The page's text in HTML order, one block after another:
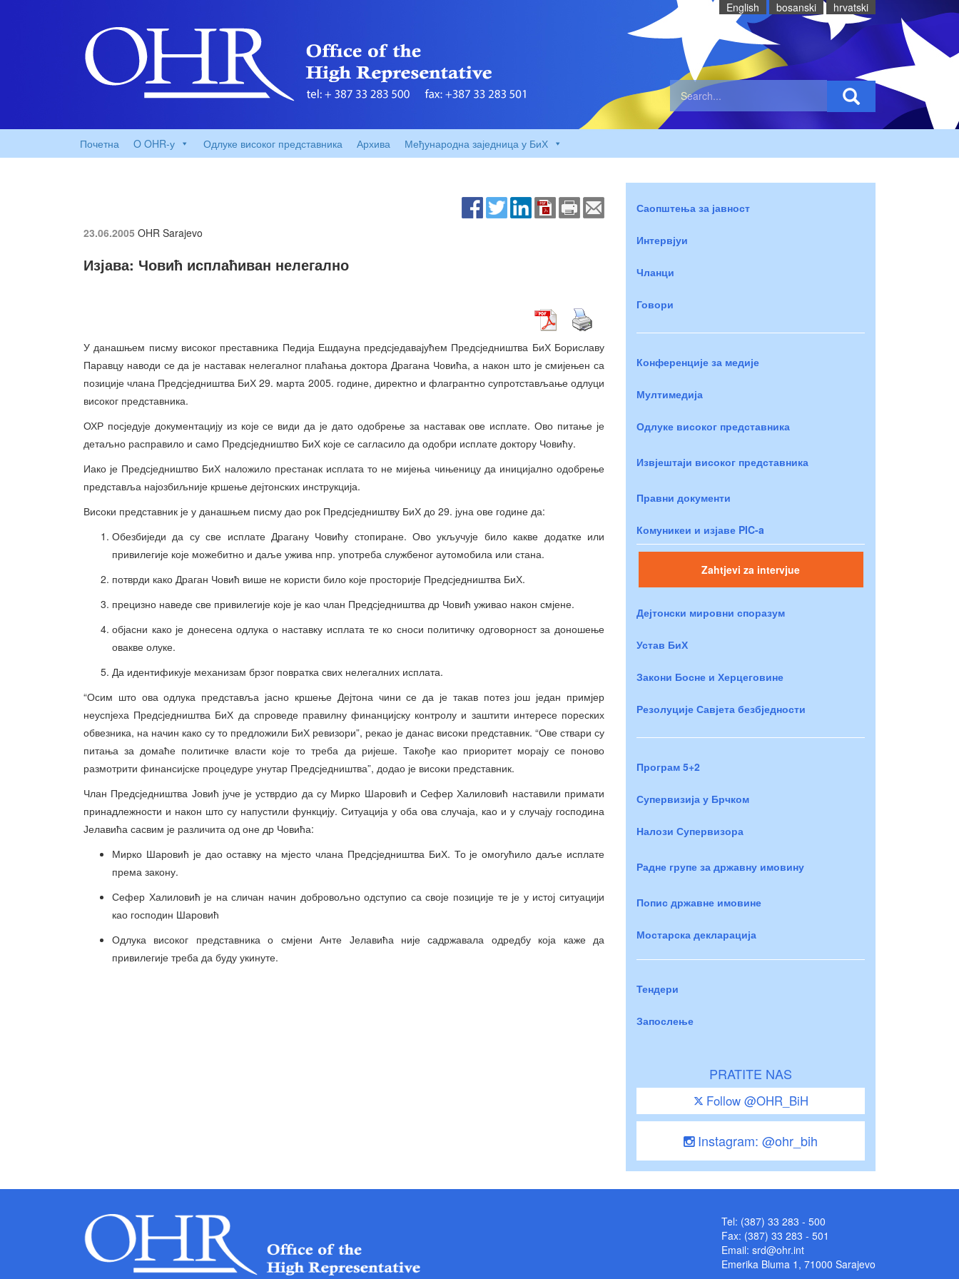
English bosanski hrvatski
Почетна O OHR-у Одлуке високог представника Архива Међународна заједница у БиХ
23.06.2005 OHR Sarajevo
Изјава: Човић исплаћиван нелегално
У данашњем писму високог преставника Педија Ешдауна предсједавајућем Предсједништва БиХ Бориславу
Паравцу наводи се да је наставак нелегалног плаћања доктора Драгана Човића, а након што је смијењен са
позиције члана Предсједништва БиХ 29. марта 2005. године, директно и флагрантно супротстављање одлуци
високог представника.
ОХР посједује документацију из које се види да је дато одобрење за наставак ове исплате. Ово питање је
детаљно расправило и само Предсједништво БиХ које се сагласило да одобри исплате доктору Човићу.
Иако је Предсједништво БиХ наложило престанак исплата то не мијења чињеницу да иницијално одобрење
представља најозбиљније кршење дејтонских инструкција.
Високи представник је у данашњем писму дао рок Предсједништву БиХ до 29. јуна ове године да:
Обезбиједи да су све исплате Драгану Човићу стопиране. Ово укључује било какве додатке или
привилегије које можебитно и даље ужива нпр. употреба службеног аутомобила или стана.
потврди како Драган Човић више не користи било које просторије Предсједништва БиХ.
прецизно наведе све привилегије које је као члан Предсједништва др Човић уживао након смјене.
објасни како је донесена одлука о наставку исплата те ко сноси политичку одговорност за доношење
овакве олуке.
Да идентификује механизам брзог повратка свих нелегалних исплата.
“Осим што ова одлука представља јасно кршење Дејтона чини се да је такав потез још један примјер
неуспјеха Предсједништва БиХ да спроведе правилну финанцијску контролу и заштити интересе пореских
обвезника, на начин како су то предложили БиХ ревизори”, рекао је данас високи представник. “Ове ствари су
питања за домаће политичке власти које то треба да ријеше. Такође као приоритет морају се поново
размотрити финансијске процедуре унутар Предсједништва”, додао је високи представник.
Члан Предсједништва Јовић јуче је устврдио да су Мирко Шаровић и Сефер Халиловић наставили примати
принадлежности и након што су напустили функцију. Ситуација у оба ова случаја, као и у случају господина
Јелавића сасвим је различита од оне др Човића:
Мирко Шаровић је дао оставку на мјесто члана Предсједништва БиХ. То је омогућило даље исплате
према закону.
Сефер Халиловић је на сличан начин добровољно одступио са своје позиције те је у истој ситуацији
као господин Шаровић
Одлука високог представника о смјени Анте Јелавића није садржавала одредбу која каже да
привилегије треба да буду укинуте.
Саопштења за јавност
Интервјуи
Чланци
Говори
Конференције за медије
Мултимедија
Одлуке високог представника
Извјештаји високог представника
Правни документи
Комуникеи и изјаве PIC-a
Zahtjevi za intervjue
Дејтонски мировни споразум
Устав БиХ
Закони Босне и Херцеговине
Резолуције Савјета безбједности
Програм 5+2
Супервизија у Брчком
Налози Супервизора
Радне групе за државну имовину
Попис државне имовине
Мостарска декларација
Тендери
Запослење
PRATITE NAS
Follow @OHR_BiH
Instagram: @ohr_bih
Tel: (387) 33 283 - 500
Fax: (387) 33 283 - 501
Email: srd@ohr.int
Emerika Bluma 1, 71000 Sarajevo